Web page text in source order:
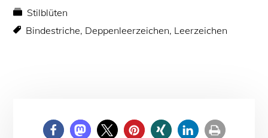
Stilblüten
Bindestriche, Deppenleerzeichen, Leerzeichen